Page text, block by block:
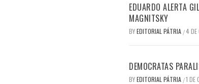
EDUARDO ALERTA
MAGNITSKY
BYEDITORIAL PÁTRIA /4 DE
DEMOCRATAS
BYEDITORIAL PÁTRIA /1 DE